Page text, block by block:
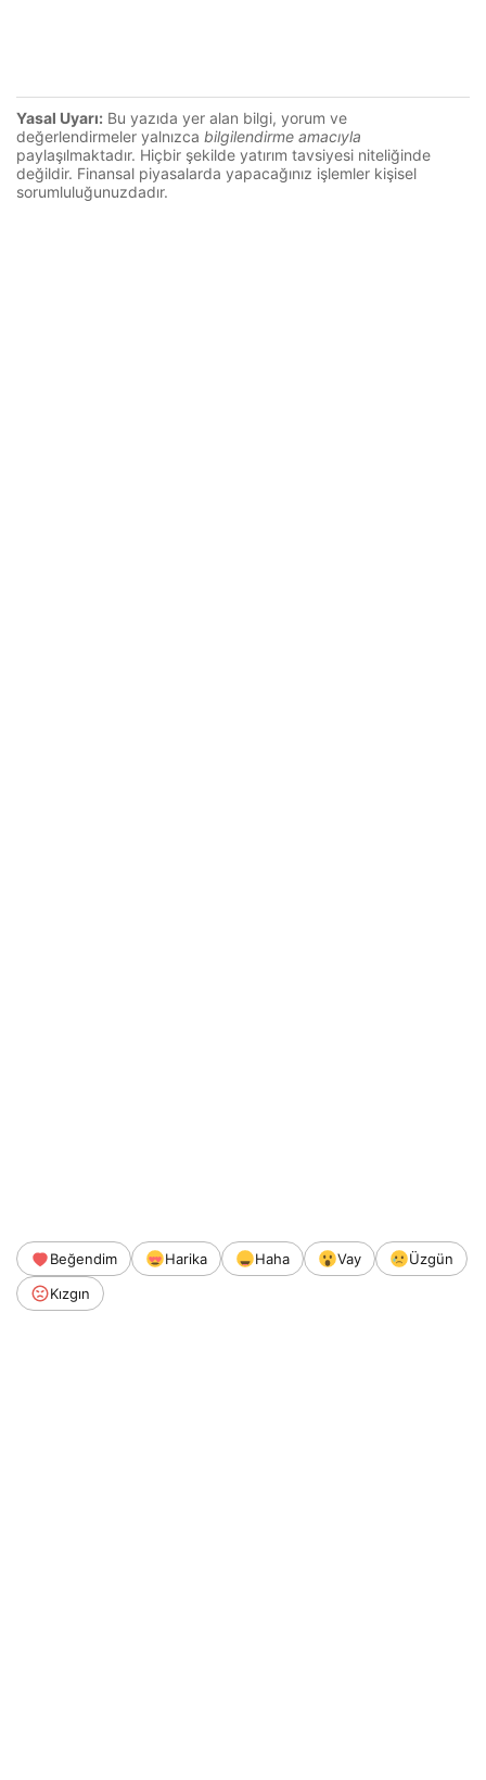
Yasal Uyarı: Bu yazıda yer alan bilgi, yorum ve
değerlendirmeler yalnızca bilgilendirme amacıyla
paylaşılmaktadır. Hiçbir şekilde yatırım tavsiyesi niteliğinde
değildir. Finansal piyasalarda yapacağınız işlemler kişisel
sorumluluğunuzdadır.
Beğendim Harika Haha Vay
Üzgün
Kızgın